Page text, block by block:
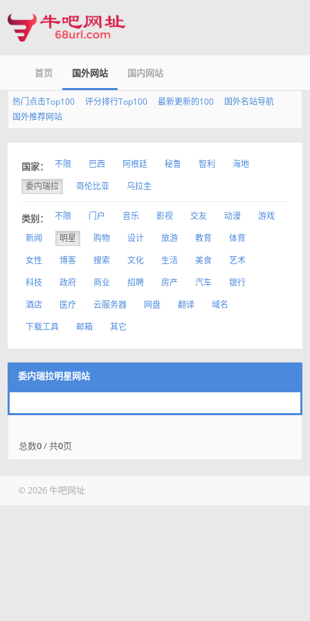
首页 国外网站 国内网站
热门点击Top100 评分排行Top100 最新更新的100
国外名站导航
国外推荐网站
国家： 不限 巴西 阿根廷 秘鲁 智利
海地
委内瑞拉
哥伦比亚 乌拉圭
类别： 不限 门户 音乐 影视 交友 动漫
游戏
新闻
明星 购物 设计 旅游 教育
体育
女性
博客 搜索 文化 生活 美食
艺术
科技
政府 商业 招聘 房产 汽车
银行
酒店
医疗 云服务器 网盘 翻译
域名
下载工具
邮箱 其它
委内瑞拉明星网站
总数0/ 共0页
© 2026 牛吧网址